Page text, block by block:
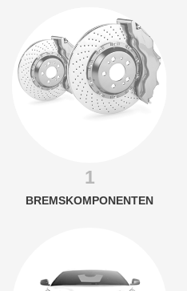
1
BREMSKOMPONENTEN